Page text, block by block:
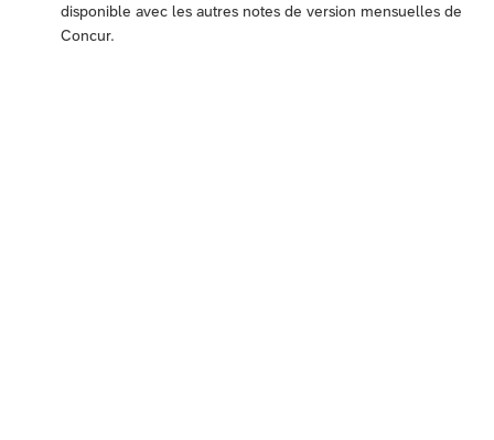
disponible avec les autres notes de version mensuelles de
Concur.